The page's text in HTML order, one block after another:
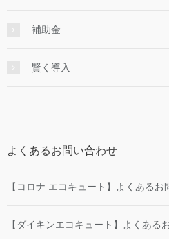
補助金
賢く導入
よくあるお問い合わせ
【コロナ エコキュート】よくあるお
【ダイキンエコキュート】よくある